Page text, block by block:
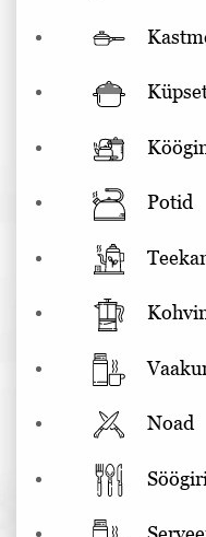
Potid
Noad